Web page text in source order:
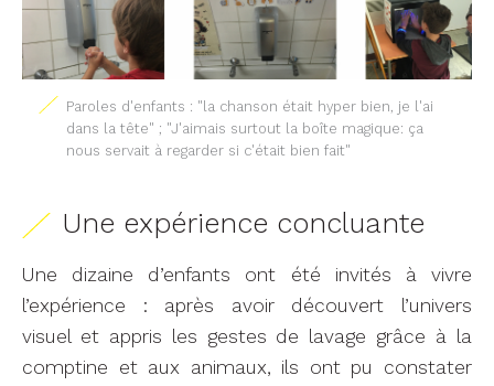
Paroles d'enfants : "la chanson était hyper bien, je l'ai
dans la tête" ; "J'aimais surtout la boîte magique: ça
nous servait à regarder si c'était bien fait"
Une expérience concluante
Une dizaine d’enfants ont été invités à vivre
l’expérience : après avoir découvert l’univers
visuel et appris les gestes de lavage grâce à la
comptine et aux animaux, ils ont pu constater